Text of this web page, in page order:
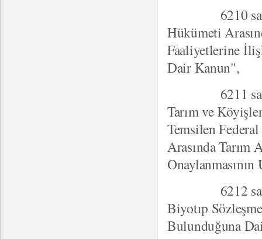
6210 sayılı
Hükümeti
Faaliyetlerine
Dair Kanun",
6211 sayılı
Tarım ve
Temsilen
Arasında Tarım
6212 sayılı
Biyotıp
Bulunduğuna